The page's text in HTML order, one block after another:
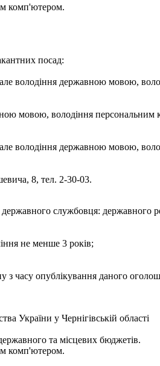
комп'ютером.
посад:
володіння державною мовою,
мовою, володіння
володіння державною мовою,
8, тел. 2-30-03.
службовця: державного
не менше 3 років;
часу опублікування даного
України у Чернігівській області
та місцевих бюджетів.
комп'ютером.